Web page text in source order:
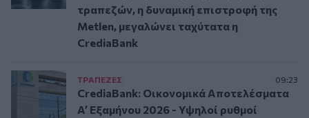
τραπεζών, η δυναμική επιστροφή της
Metlen, μεγαλώνει ταχύτατα η
CrediaBank
ΤΡAΠΕΖΕΣ 09:23
CrediaBank: Οικονομικά Αποτελέσματα
A’ Εξαμήνου 2026 - Υψηλοί ρυθμοί